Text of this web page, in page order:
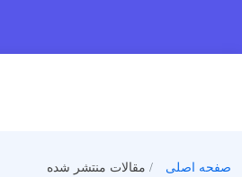
صفحه اصلی مقالات منتشر شده